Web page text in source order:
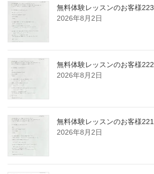
無料体験レッスンのお客様223
2026年8月2日
無料体験レッスンのお客様222
2026年8月2日
無料体験レッスンのお客様221
2026年8月2日